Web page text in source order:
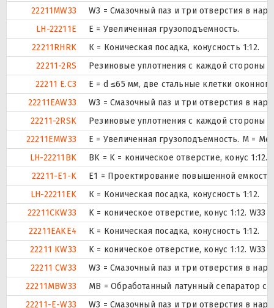
22211MW33
W3 = Смазочный паз и три отверстия в
LH-22211E
Е = Увеличенная грузоподъемность.
22211RHRK
К = Коническая посадка, конусность 1:12.
22211-2RS
Резиновые уплотнения с каждой стороны
22211 E.C3
E = d ≤65 мм, две стальные клетки
22211EAW33
W3 = Смазочный паз и три отверстия в
22211-2RSK
Резиновые уплотнения с каждой стороны
22211EMW33
E = Увеличенная грузоподъемность. М =
LH-22211BK
BK = K = коническое отверстие, конус
22211-E1-K
E1 = Проектирование повышенной емкости.
LH-22211EK
К = Коническая посадка, конусность 1:12.
22211CKW33
K = коническое отверстие, конус 1:12.
22211EAKE4
К = Коническая посадка, конусность 1:12.
22211 KW33
K = коническое отверстие, конус 1:12.
22211 CW33
W3 = Смазочный паз и три отверстия в
22211MBW33
MB = Обработанный латунный сепаратор
22211-E-W33
W3 = Смазочный паз и три отверстия в